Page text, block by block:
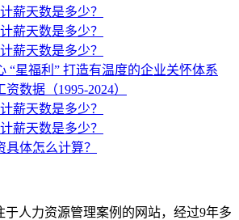
薪天数是多少？
薪天数是多少？
薪天数是多少？
“星福利” 打造有温度的企业关怀体系
数据（1995-2024）
薪天数是多少？
薪天数是多少？
具体怎么计算？
于人力资源管理案例的网站，经过9年多